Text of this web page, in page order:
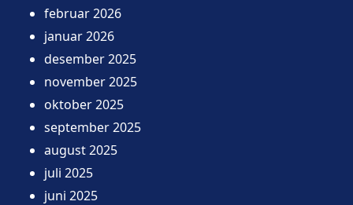
februar 2026
januar 2026
desember 2025
november 2025
oktober 2025
september 2025
august 2025
juli 2025
juni 2025